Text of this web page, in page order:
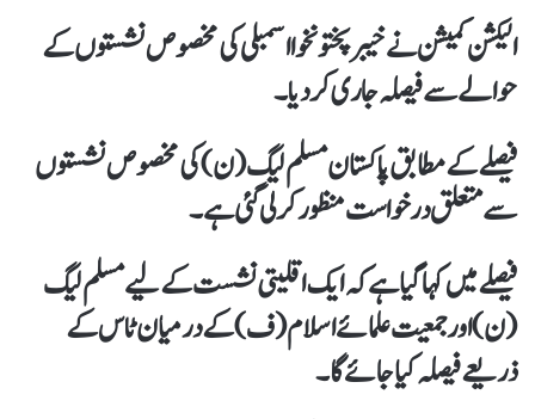
الیکشن کمیشن نے خیبرپختونخوا اسمبلی کی مخصوص نشستوں کے
حوالے سے فیصلہ جاری کر دیا۔
فیصلے کے مطابق پاکستان مسلم لیگ (ن) کی مخصوص نشستوں
سے متعلق درخواست منظور کر لی گئی ہے۔
فیصلے میں کہا گیا ہے کہ ایک اقلیتی نشست کے لیے مسلم لیگ
(ن) اور جمعیت علمائے اسلام (ف) کے درمیان ٹاس کے
ذریعے فیصلہ کیا جائے گا۔